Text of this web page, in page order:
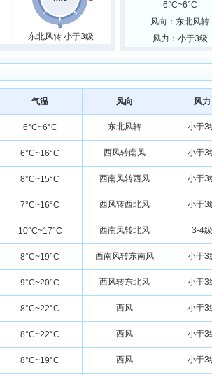
东北风转 小于3级
6°C~6°C
风向：东北风转
风力：小于3级
气温 风向 风力
6°C~6°C 东北风转 小于3
6°C~16°C 西风转南风 小于3
8°C~15°C 西南风转西风 小于3
7°C~16°C 西风转西北风 小于3
10°C~17°C 西南风转北风 3-4级
8°C~19°C 西南风转东南风 小于3
9°C~20°C 西风转东北风 小于3
8°C~22°C 西风 小于3
8°C~22°C 西风 小于3
8°C~19°C 西风 小于3